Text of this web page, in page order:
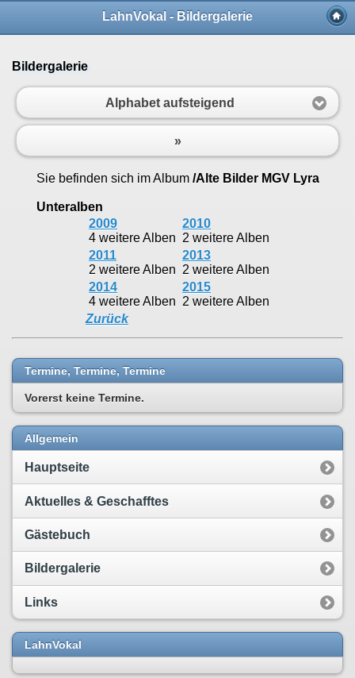
LahnVokal - Bildergalerie
Bildergalerie
Alphabet aufsteigend
»
Sie befinden sich im Album /Alte Bilder MGV Lyra
Unteralben
2009
4 weitere Alben
2010
2 weitere Alben
2011
2 weitere Alben
2013
2 weitere Alben
2014
4 weitere Alben
2015
2 weitere Alben
Zurück
Termine, Termine, Termine
Vorerst keine Termine.
Allgemein
Hauptseite
Aktuelles & Geschafftes
Gästebuch
Bildergalerie
Links
LahnVokal